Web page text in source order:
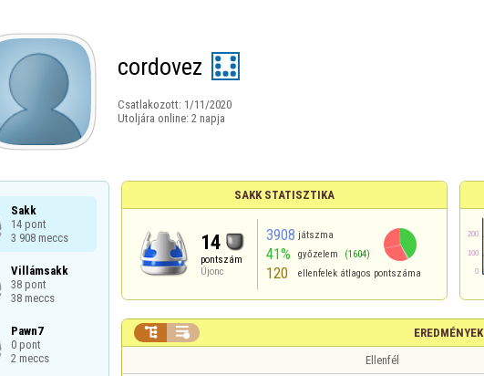
cordovez
Csatlakozott: 1/11/2020
Utoljára online: 2 napja
Sakk
14 pont
3 908 meccs
Villámsakk
38 pont
38 meccs
Pawn7
0 pont
2 meccs
SAKK STATISZTIKA
14
pontszám
Újonc
3908 játszma
41% győzelem (1604)
120 ellenfelek átlagos pontszáma
EREDMÉNYEK
 
Ellenfél